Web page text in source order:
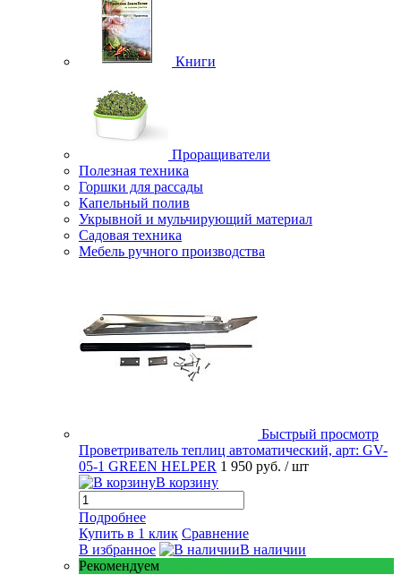
Книги
Проращиватели
Полезная техника
Горшки для рассады
Капельный полив
Укрывной и мульчирующий материал
Садовая техника
Мебель ручного производства
Быстрый просмотр
Проветриватель теплиц автоматический, арт: GV-
05-1 GREEN HELPER 1 950 руб. / шт
В корзину
Подробнее
Купить в 1 клик Сравнение
В избранное
В наличии
Рекомендуем